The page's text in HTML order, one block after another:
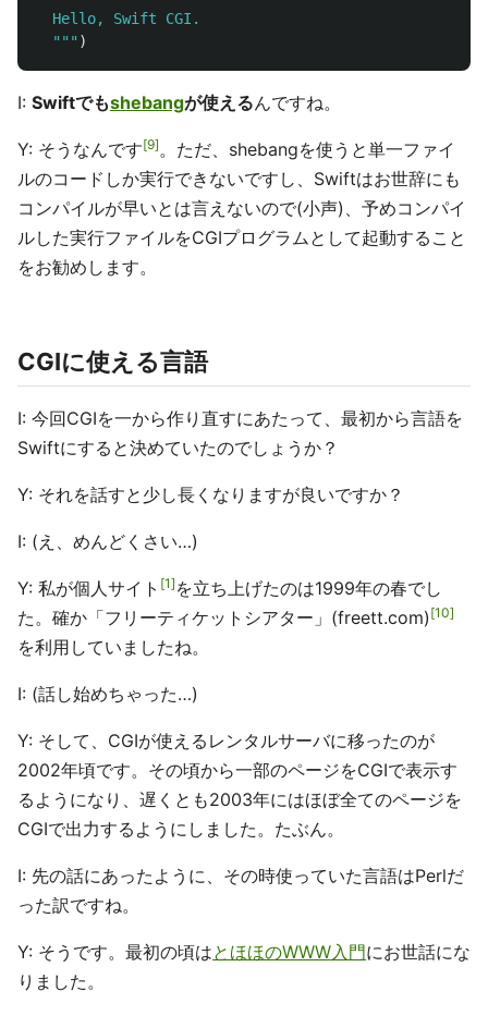
  Hello, Swift CGI.
  """
)
I: Swiftでもshebangが使えるんですね。
Y: そうなんです 9 。ただ、shebangを使うと単一ファイ
ルのコードしか実行できないですし、Swiftはお世辞にも
コンパイルが早いとは言えないので(小声)、予めコンパイ
ルした実行ファイルをCGIプログラムとして起動すること
をお勧めします。
CGIに使える言語
I: 今回CGIを一から作り直すにあたって、最初から言語を
Swiftにすると決めていたのでしょうか？
Y: それを話すと少し長くなりますが良いですか？
I: (え、めんどくさい…)
Y: 私が個人サイト 1 を立ち上げたのは1999年の春でし
た。確か「フリーティケットシアター」(freett.com) 10
を利用していましたね。
I: (話し始めちゃった…)
Y: そして、CGIが使えるレンタルサーバに移ったのが
2002年頃です。その頃から一部のページをCGIで表示す
るようになり、遅くとも2003年にはほぼ全てのページを
CGIで出力するようにしました。たぶん。
I: 先の話にあったように、その時使っていた言語はPerlだ
った訳ですね。
Y: そうです。最初の頃はとほほのWWW入門にお世話にな
りました。